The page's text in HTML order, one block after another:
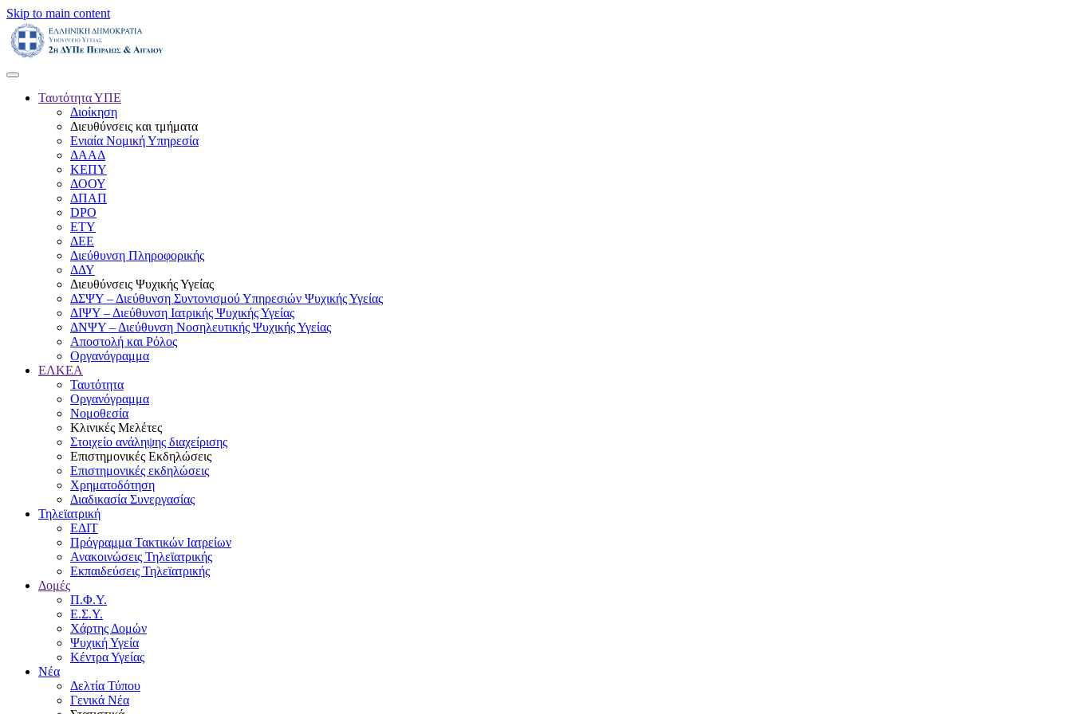
Skip to main content
Ταυτότητα ΥΠΕ
Διοίκηση
Διευθύνσεις και τμήματα
Ενιαία Νομική Υπηρεσία
ΔΑΑΔ
ΚΕΠΥ
ΔΟΟΥ
ΔΠΑΠ
DPO
ΕΤΥ
ΔΕΕ
Διεύθυνση Πληροφορικής
ΔΔΥ
Διευθύνσεις Ψυχικής Υγείας
ΔΣΨΥ – Διεύθυνση Συντονισμού Υπηρεσιών Ψυχικής Υγείας
ΔΙΨΥ – Διεύθυνση Ιατρικής Ψυχικής Υγείας
ΔΝΨΥ – Διεύθυνση Νοσηλευτικής Ψυχικής Υγείας
Αποστολή και Ρόλος
Οργανόγραμμα
ΕΛΚΕΑ
Ταυτότητα
Οργανόγραμμα
Νομοθεσία
Κλινικές Μελέτες
Στοιχείο ανάληψης διαχείρισης
Επιστημονικές Εκδηλώσεις
Επιστημονικές εκδηλώσεις
Χρηματοδότηση
Διαδικασία Συνεργασίας
Τηλεϊατρική
ΕΔΙΤ
Πρόγραμμα Τακτικών Ιατρείων
Ανακοινώσεις Τηλεϊατρικής
Εκπαιδεύσεις Τηλεϊατρικής
Δομές
Π.Φ.Υ.
Ε.Σ.Υ.
Χάρτης Δομών
Ψυχική Υγεία
Κέντρα Υγείας
Νέα
Δελτία Τύπου
Γενικά Νέα